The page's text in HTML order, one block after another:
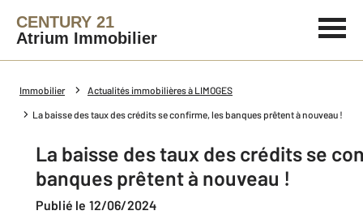
CENTURY 21
Atrium Immobilier
Immobilier Actualités immobilières à LIMOGES
La baisse des taux des crédits se confirme, les banques prêtent à nouveau !
La baisse des taux des crédits se
banques prêtent à nouveau !
Publié le 12/06/2024